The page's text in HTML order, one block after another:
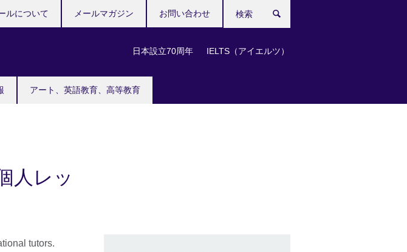
アート、英語教育、高等教育
日本設立70周年 IELTS（アイエルツ）
ルについて メールマガジン お問い合わせ
索
人レッ